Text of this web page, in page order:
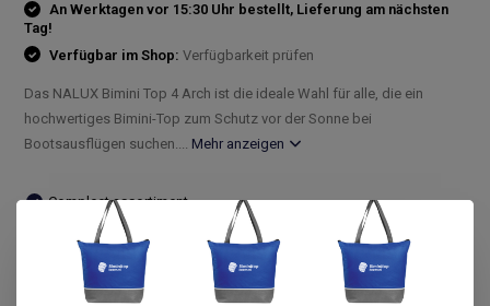
An Werktagen vor 15:30 Uhr bestellt, Lieferung am nächsten
Tag!
Verfügbar im Shop:Verfügbarkeit prüfen
Das NALUX Bimini Top 4 Arch ist die ideale Wahl für alle, die ein
hochwertiges Bimini-Top zum Schutz vor der Sonne bei
Bootsausflügen suchen.... Mehr anzeigen
Compleet assortiment
Snelle levering
De laagste prijs
14 dagen bedenktijd